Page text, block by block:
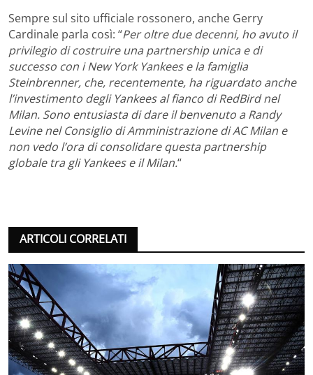
Sempre sul sito ufficiale rossonero, anche Gerry
Cardinale parla così: “Per oltre due decenni, ho avuto il
privilegio di costruire una partnership unica e di
successo con i New York Yankees e la famiglia
Steinbrenner, che, recentemente, ha riguardato anche
l’investimento degli Yankees al fianco di RedBird nel
Milan. Sono entusiasta di dare il benvenuto a Randy
Levine nel Consiglio di Amministrazione di AC Milan e
non vedo l’ora di consolidare questa partnership
globale tra gli Yankees e il Milan.“
ARTICOLI CORRELATI